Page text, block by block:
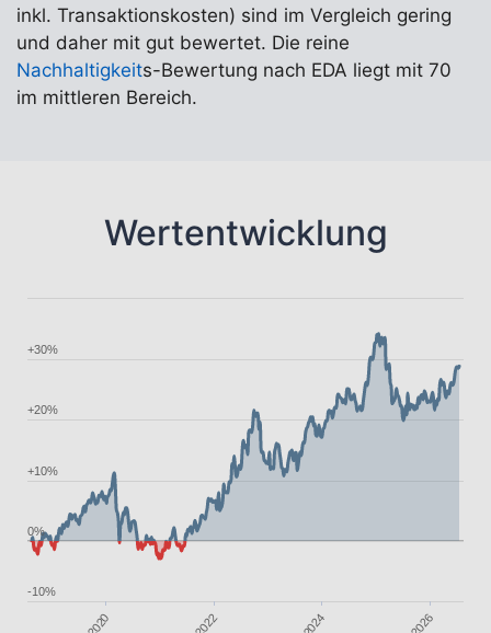
inkl. Transaktionskosten) sind im Vergleich gering
und daher mit gut bewertet. Die reine
Nachhaltigkeits-Bewertung nach EDA liegt mit 70
im mittleren Bereich.
Wertentwicklung
2020 2022 2024 2026
-10%
0%
+10%
+20%
+30%